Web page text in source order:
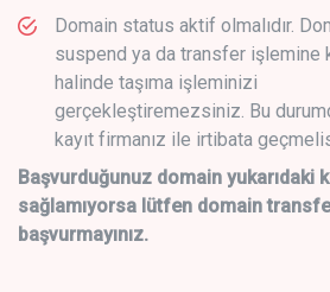
Domain status aktif olmalıdır.
suspend ya da transfer işlemine
halinde taşıma işleminizi
gerçekleştiremezsiniz. Bu
kayıt firmanız ile irtibata
Başvurduğunuz domain yukarıdaki
sağlamıyorsa lütfen domain
başvurmayınız.